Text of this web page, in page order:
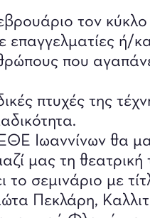
τον
ή/
που
πτυχές της
Ιωαννίνων θα
μας τη θεατρική
σεμινάριο με
Πεκλάρη,